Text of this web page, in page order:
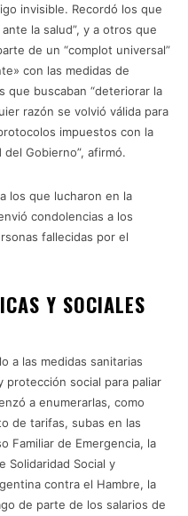
invisible. Recordó los que
la salud”, y a otros que
de un “complot universal”
con las medidas de
que buscaban “deteriorar la
razón se volvió válida para
impuestos con la
Gobierno”, afirmó.
los que lucharon en la
condolencias a los
fallecidas por el
Y SOCIALES
a las medidas sanitarias
protección social para paliar
a enumerarlas, como
de tarifas, subas en las
Familiar de Emergencia, la
Solidaridad Social y
contra el Hambre, la
de parte de los salarios de